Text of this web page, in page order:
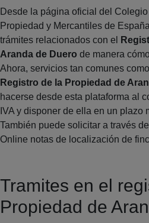
Desde la página oficial del
Propiedad y Mercantiles de
trámites relacionados con el
Aranda de Duero de manera
Ahora, servicios tan comunes
Registro de la Propiedad de
hacerse desde esta plataforma al
IVA y disponer de ella en un plazo
También puede solicitar a través
Online notas de localización de
Tramites en el
Propiedad de